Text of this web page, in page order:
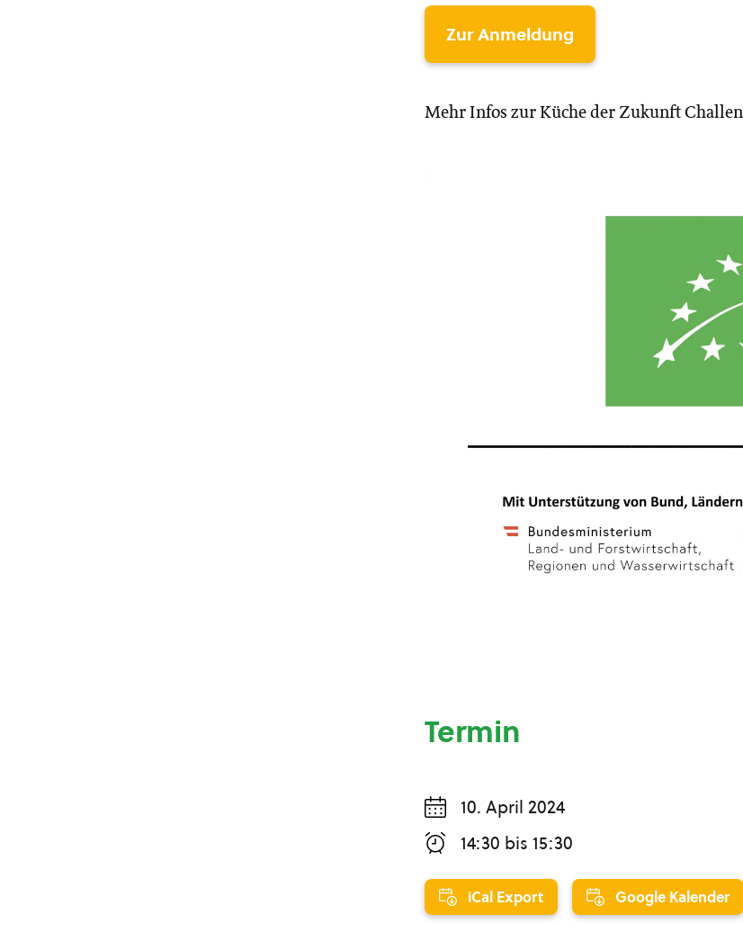
Zur Anmeldung
Mehr Infos zur Küche der Zukunft
Termin
10. April 2024
14:30 bis 15:30
iCal Export Google Kalender